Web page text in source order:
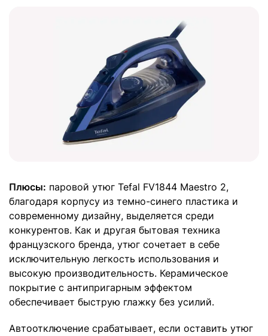
Плюсы: паровой утюг Tefal FV1844 Maestro 2,
благодаря корпусу из темно-синего пластика и
современному дизайну, выделяется среди
конкурентов. Как и другая бытовая техника
французского бренда, утюг сочетает в себе
исключительную легкость использования и
высокую производительность. Керамическое
покрытие с антипригарным эффектом
обеспечивает быструю глажку без усилий.
Автоотключение срабатывает, если оставить утюг